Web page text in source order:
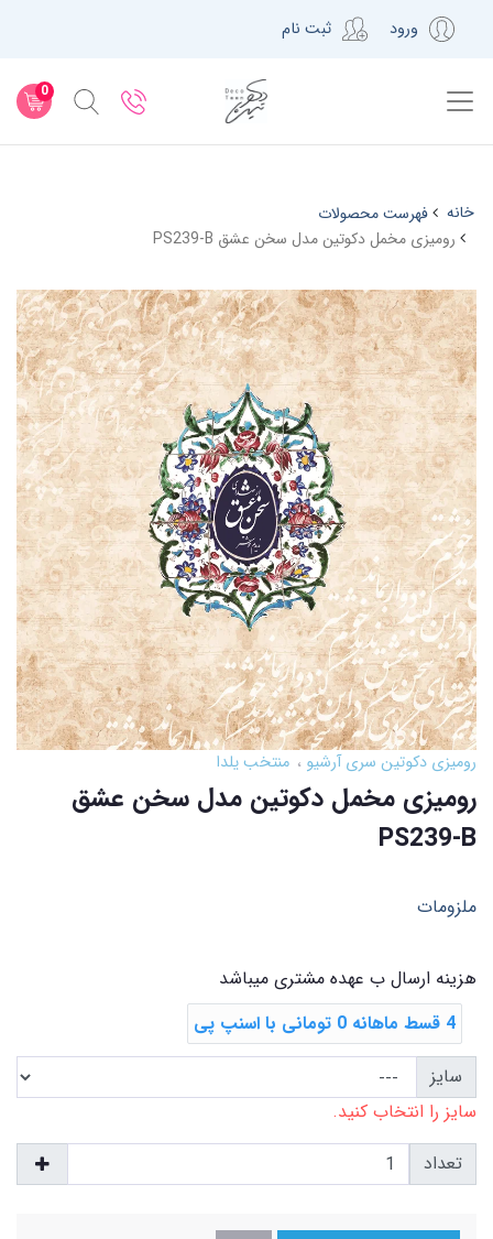
ورود ثبت نام
0
خانه
فهرست محصولات
رومیزی مخمل دکوتین مدل سخن عشق PS239-B
رومیزی دکوتین سری آرشیو منتخب یلدا
رومیزی مخمل دکوتین مدل سخن عشق
PS239-B
ملزومات
هزینه ارسال ب عهده مشتری میباشد
4 قسط ماهانه 0 تومانی با اسنپ ‌پی
سایز
سایز را انتخاب کنید.
تعداد